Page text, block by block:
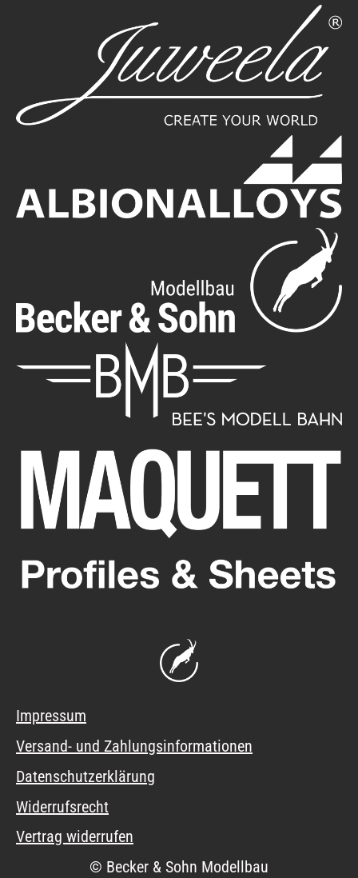
Impressum
Versand- und Zahlungsinformationen
Datenschutzerklärung
Widerrufsrecht
Vertrag widerrufen
© Becker & Sohn Modellbau